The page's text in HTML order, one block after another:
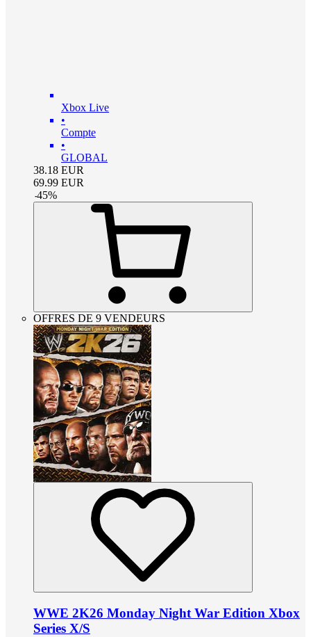
Xbox Live
•
Compte
•
GLOBAL
38.18 EUR
69.99 EUR
-45%
OFFRES DE 9 VENDEURS
WWE 2K26 Monday Night War Edition Xbox
Series X/S